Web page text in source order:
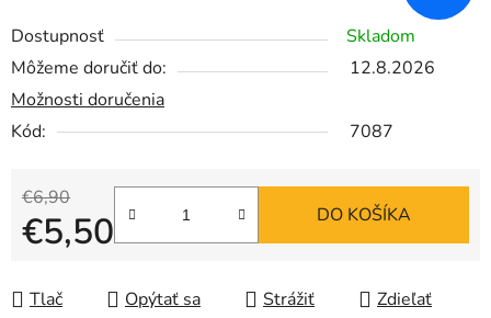
Dostupnosť
Skladom
Môžeme doručiť do:
12.8.2026
Možnosti doručenia
Kód:
7087
€6,90
€5,50 DO KOŠÍKA
Tlač Opýtať sa Strážiť Zdieľať